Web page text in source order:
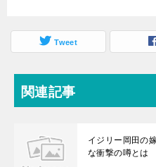
Tweet
関連記事
イジリー岡田の
な衝撃の噂とは